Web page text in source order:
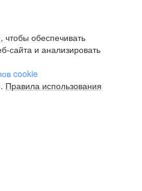
обеспечивать
сайта и анализировать
cookie
Правила использования